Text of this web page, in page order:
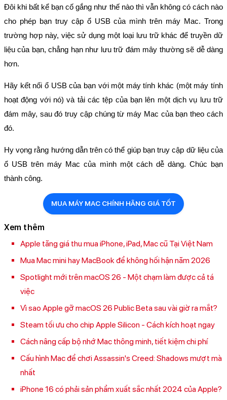
Đôi khi bất kể bạn cố gắng như thế nào thì vẫn không có cách nào
cho phép bạn truy cập ổ USB của mình trên máy Mac. Trong
trường hợp này, việc sử dụng một loại lưu trữ khác để truyền dữ
liệu của bạn, chẳng hạn như lưu trữ đám mây thường sẽ dễ dàng
hơn.
Hãy kết nối ổ USB của bạn với một máy tính khác (một máy tính
hoạt động với nó) và tải các tệp của bạn lên một dịch vụ lưu trữ
đám mây, sau đó truy cập chúng từ máy Mac của bạn theo cách
đó.
Hy vọng rằng hướng dẫn trên có thể giúp bạn truy cập dữ liệu của
ổ USB trên máy Mac của mình một cách dễ dàng. Chúc bạn
thành công.
MUA MÁY MAC CHÍNH HÃNG GIÁ TỐT
Xem thêm
Apple tăng giá thu mua iPhone, iPad, Mac cũ Tại Việt Nam
Mua Mac mini hay MacBook để không hối hận năm 2026
Spotlight mới trên macOS 26 - Một chạm làm được cả tá
việc
Vì sao Apple gỡ macOS 26 Public Beta sau vài giờ ra mắt?
Steam tối ưu cho chip Apple Silicon - Cách kích hoạt ngay
Cách nâng cấp bộ nhớ Mac thông minh, tiết kiệm chi phí
Cấu hình Mac để chơi Assassin's Creed: Shadows mượt mà
nhất
iPhone 16 có phải sản phẩm xuất sắc nhất 2024 của Apple?